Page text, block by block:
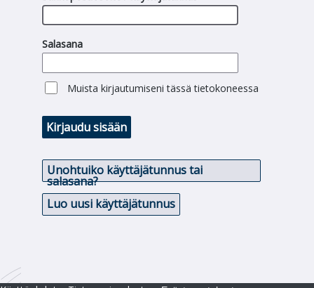
Salasana
Muista kirjautumiseni tässä tietokoneessa
Kirjaudu sisään
Unohtuiko käyttäjätunnus tai
salasana?
Luo uusi käyttäjätunnus